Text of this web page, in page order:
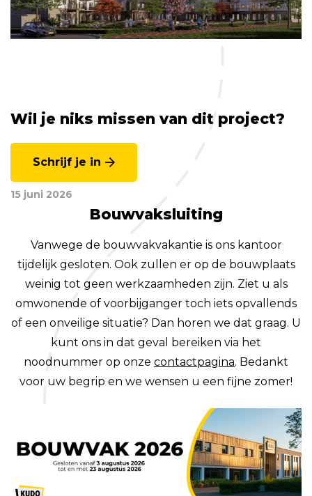
Wil je niks missen van dit project?
Schrijf je in
15 juni 2026
Bouwvaksluiting
Vanwege de bouwvakvakantie is ons kantoor
tijdelijk gesloten. Ook zullen er op de bouwplaats
weinig tot geen werkzaamheden zijn. Ziet u als
omwonende of voorbijganger toch iets opvallends
of een onveilige situatie? Dan horen we dat graag. U
kunt ons in dat geval bereiken via het
noodnummer op onze contactpagina. Bedankt
voor uw begrip en we wensen u een fijne zomer!